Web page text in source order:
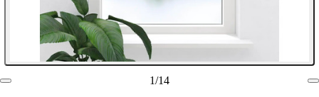
1/14